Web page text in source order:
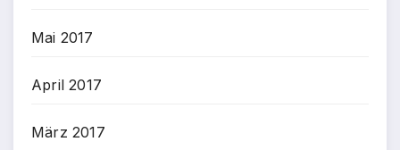
Mai 2017
April 2017
März 2017